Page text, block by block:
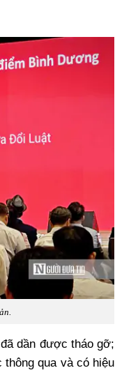
dần được tháo gỡ;
qua và có hiệu